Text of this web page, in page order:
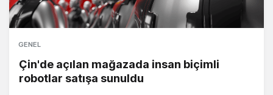
GENEL
Çin'de açılan mağazada insan biçimli
robotlar satışa sunuldu